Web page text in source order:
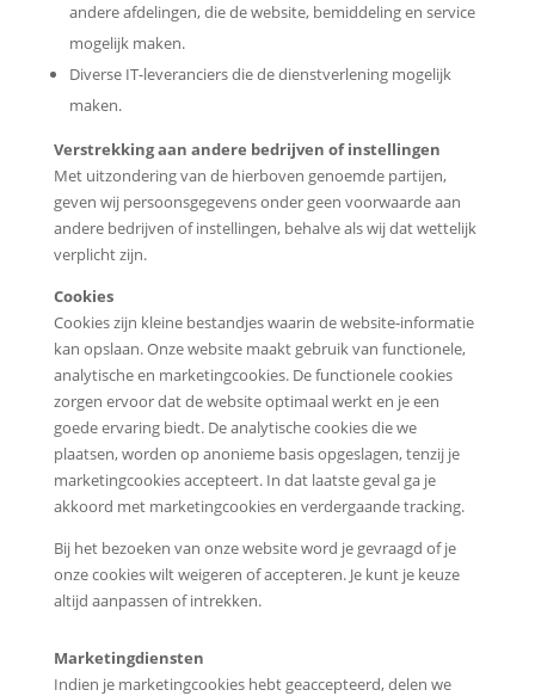
andere afdelingen, die de website, bemiddeling en service
mogelijk maken.
Diverse IT-leveranciers die de dienstverlening mogelijk
maken.
Verstrekking aan andere bedrijven of instellingen
Met uitzondering van de hierboven genoemde partijen,
geven wij persoonsgegevens onder geen voorwaarde aan
andere bedrijven of instellingen, behalve als wij dat wettelijk
verplicht zijn.
Cookies
Cookies zijn kleine bestandjes waarin de website-informatie
kan opslaan. Onze website maakt gebruik van functionele,
analytische en marketingcookies. De functionele cookies
zorgen ervoor dat de website optimaal werkt en je een
goede ervaring biedt. De analytische cookies die we
plaatsen, worden op anonieme basis opgeslagen, tenzij je
marketingcookies accepteert. In dat laatste geval ga je
akkoord met marketingcookies en verdergaande tracking.
Bij het bezoeken van onze website word je gevraagd of je
onze cookies wilt weigeren of accepteren. Je kunt je keuze
altijd aanpassen of intrekken.
Marketingdiensten
Indien je marketingcookies hebt geaccepteerd, delen we